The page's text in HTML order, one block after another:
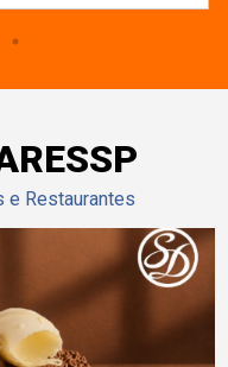
e Restaurantes